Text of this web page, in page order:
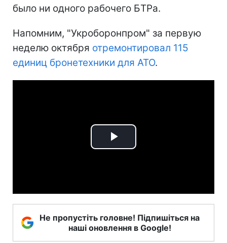
было ни одного рабочего БТРа.
Напомним, "Укроборонпром" за первую
неделю октября отремонтировал 115
единиц бронетехники для АТО.
Play
Не пропустіть головне! Підпишіться на
наші оновлення в Google!